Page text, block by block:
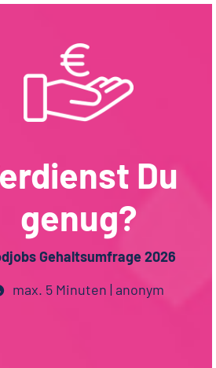
30km
Feinkost /...
einen Überblick über alle
Du
genug?
Gehaltsumfrage 2026
max. 5 Minuten | anonym